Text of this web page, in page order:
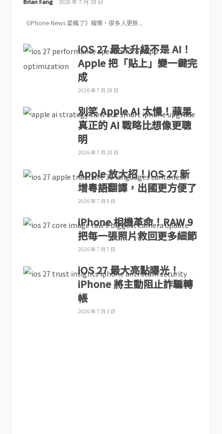
《iPhone News 愛瘋了》報導，很多人更新...
iOS 27 最大升級不是 AI！
Apple 把「貼上」變一鍵完
成
2026 年 7 月 28 日
別笑 Apple AI 太慢！蘋果
真正的 AI 戰略比想像更聰
明
2026 年 7 月 20 日
Apple 放大招！iOS 27 新
增粵語翻譯，出國更方便了
2026 年 7 月 9 日
iPhone 相機革命！RAW 9
把每一張照片救回更多細節
2026 年 7 月 7 日
iOS 27 最大亮點曝光！
iPhone 將主動阻止詐騙轉
帳
2026 年 7 月 3 日